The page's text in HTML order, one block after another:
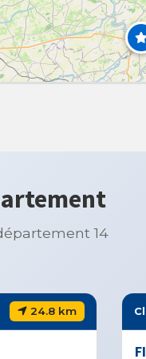
14
24.8 km